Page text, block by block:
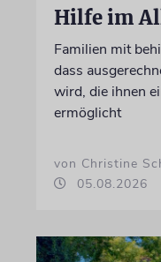
Hilfe im
Familien mit
dass
wird, die ihnen
ermöglicht
von Christine
05.08.2026